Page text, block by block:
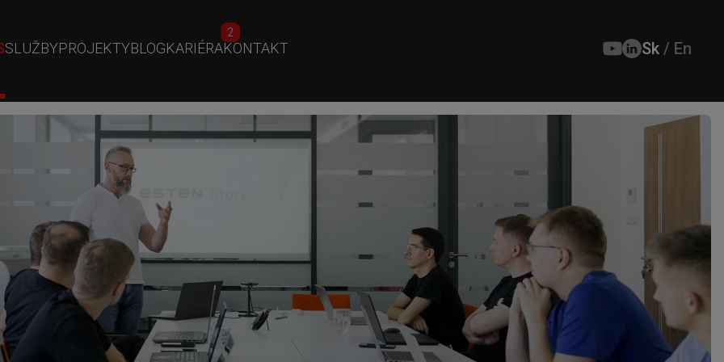
SLUŽBYPROJEKTYBLOGKARIÉRA
2
KONTAKT Sk / En